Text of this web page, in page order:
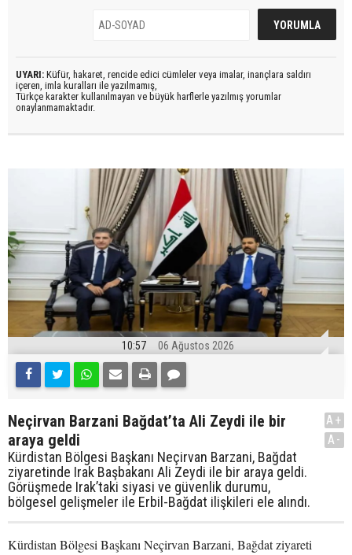
UYARI: Küfür, hakaret, rencide edici cümleler veya imalar, inançlara saldırı
içeren, imla kuralları ile yazılmamış,
Türkçe karakter kullanılmayan ve büyük harflerle yazılmış yorumlar
onaylanmamaktadır.
10:57 06 Ağustos 2026
Neçirvan Barzani Bağdat’ta Ali Zeydi ile bir
araya geldi
Kürdistan Bölgesi Başkanı Neçirvan Barzani, Bağdat
ziyaretinde Irak Başbakanı Ali Zeydi ile bir araya geldi.
Görüşmede Irak’taki siyasi ve güvenlik durumu,
bölgesel gelişmeler ile Erbil-Bağdat ilişkileri ele alındı.
A+
A-
Kürdistan Bölgesi Başkanı Neçirvan Barzani, Bağdat ziyareti